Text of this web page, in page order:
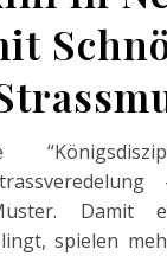
Damit
spielen